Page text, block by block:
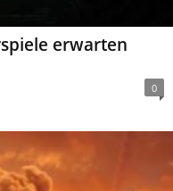
erwarten
0